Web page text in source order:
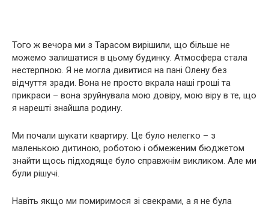
Того ж вечора ми з Тарасом вирішили, що більше не
можемо залишатися в цьому будинку. Атмосфера стала
нестерпною. Я не могла дивитися на пані Олену без
відчуття зради. Вона не просто вкрала наші гроші та
прикраси – вона зруйнувала мою довіру, мою віру в те, що
я нарешті знайшла родину.
Ми почали шукати квартиру. Це було нелегко – з
маленькою дитиною, роботою і обмеженим бюджетом
знайти щось підходяще було справжнім викликом. Але ми
були рішучі.
Навіть якщо ми помиримося зі свекрами, а я не була